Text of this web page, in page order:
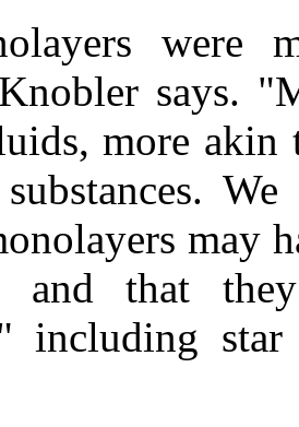
were
says.
more
may
and that
including